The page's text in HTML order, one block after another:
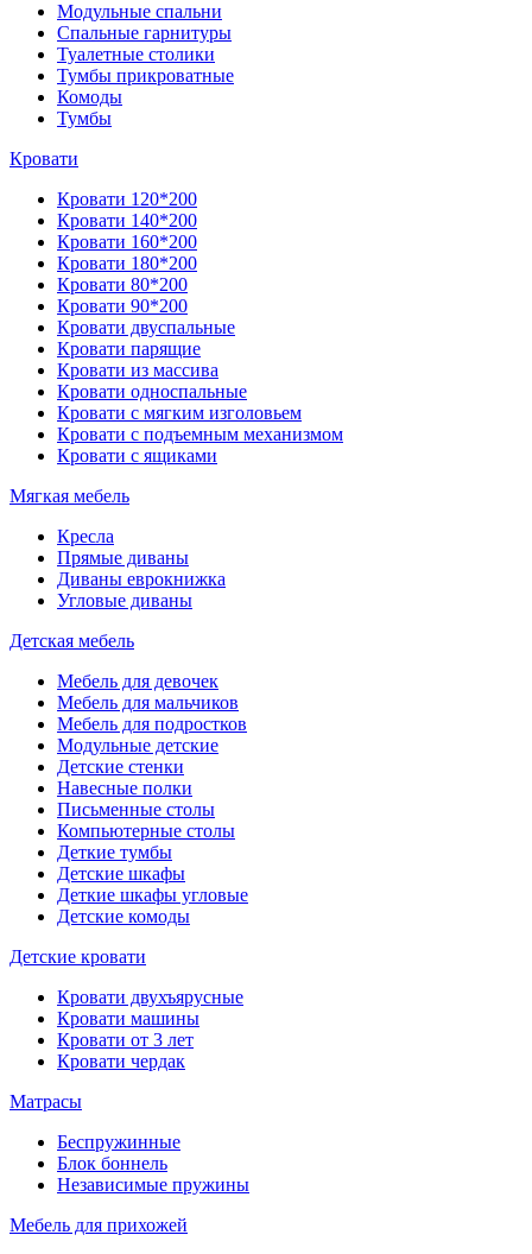
Модульные спальни
Спальные гарнитуры
Туалетные столики
Тумбы прикроватные
Комоды
Тумбы
Кровати
Кровати 120*200
Кровати 140*200
Кровати 160*200
Кровати 180*200
Кровати 80*200
Кровати 90*200
Кровати двуспальные
Кровати парящие
Кровати из массива
Кровати односпальные
Кровати с мягким изголовьем
Кровати с подъемным механизмом
Кровати с ящиками
Мягкая мебель
Кресла
Прямые диваны
Диваны еврокнижка
Угловые диваны
Детская мебель
Мебель для девочек
Мебель для мальчиков
Мебель для подростков
Модульные детские
Детские стенки
Навесные полки
Письменные столы
Компьютерные столы
Деткие тумбы
Детские шкафы
Деткие шкафы угловые
Детские комоды
Детские кровати
Кровати двухъярусные
Кровати машины
Кровати от 3 лет
Кровати чердак
Матрасы
Беспружинные
Блок боннель
Независимые пружины
Мебель для прихожей